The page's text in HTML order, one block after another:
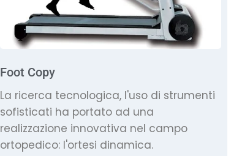
Foot Copy
La ricerca tecnologica, l'uso di strumenti
sofisticati ha portato ad una
realizzazione innovativa nel campo
ortopedico: l'ortesi dinamica.